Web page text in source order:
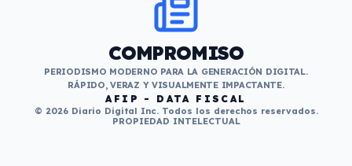
COMPROMISO
PERIODISMO MODERNO PARA LA GENERACIÓN DIGITAL.
RÁPIDO, VERAZ Y VISUALMENTE IMPACTANTE.
AFIP - DATA FISCAL
© 2026 Diario Digital Inc. Todos los derechos reservados.
PROPIEDAD INTELECTUAL